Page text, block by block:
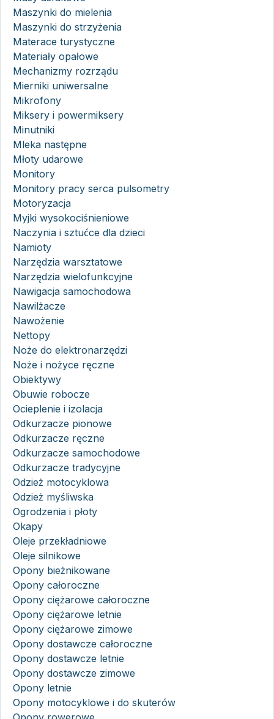
Maszynki do mielenia
Maszynki do strzyżenia
Materace turystyczne
Materiały opałowe
Mechanizmy rozrządu
Mierniki uniwersalne
Mikrofony
Miksery i powermiksery
Minutniki
Mleka następne
Młoty udarowe
Monitory
Monitory pracy serca pulsometry
Motoryzacja
Myjki wysokociśnieniowe
Naczynia i sztućce dla dzieci
Namioty
Narzędzia warsztatowe
Narzędzia wielofunkcyjne
Nawigacja samochodowa
Nawilżacze
Nawożenie
Nettopy
Noże do elektronarzędzi
Noże i nożyce ręczne
Obiektywy
Obuwie robocze
Ocieplenie i izolacja
Odkurzacze pionowe
Odkurzacze ręczne
Odkurzacze samochodowe
Odkurzacze tradycyjne
Odzież motocyklowa
Odzież myśliwska
Ogrodzenia i płoty
Okapy
Oleje przekładniowe
Oleje silnikowe
Opony bieżnikowane
Opony całoroczne
Opony ciężarowe całoroczne
Opony ciężarowe letnie
Opony ciężarowe zimowe
Opony dostawcze całoroczne
Opony dostawcze letnie
Opony dostawcze zimowe
Opony letnie
Opony motocyklowe i do skuterów